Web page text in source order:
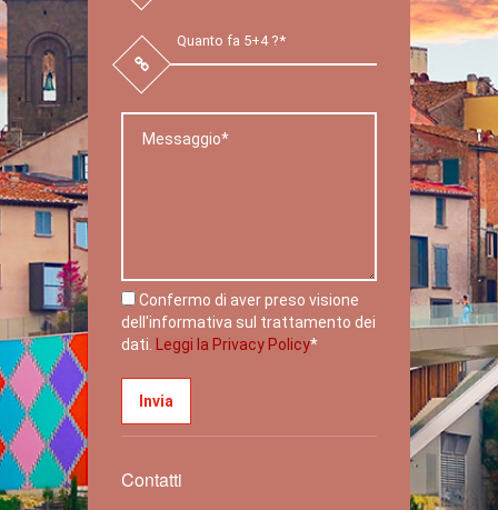
Confermo di aver preso visione
dell'informativa sul trattamento dei
dati.
Leggi la Privacy Policy*
Contatti